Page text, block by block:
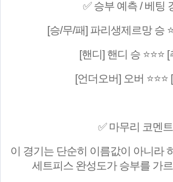
✅ 승부 예측 / 베팅
[승/무/패] 파리생제르망 승
[핸디] 핸디 승 ⭐⭐⭐
[언더오버] 오버 ⭐⭐⭐
✅ 마무리 코멘트
이 경기는 단순히 이름값이 아니라
세트피스 완성도가 승부를 가